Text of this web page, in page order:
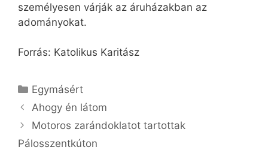
személyesen várják az áruházakban az
adományokat.
Forrás: Katolikus Karitász
Kategória
Egymásért
Ahogy én látom
Motoros zarándoklatot tartottak
Pálosszentkúton